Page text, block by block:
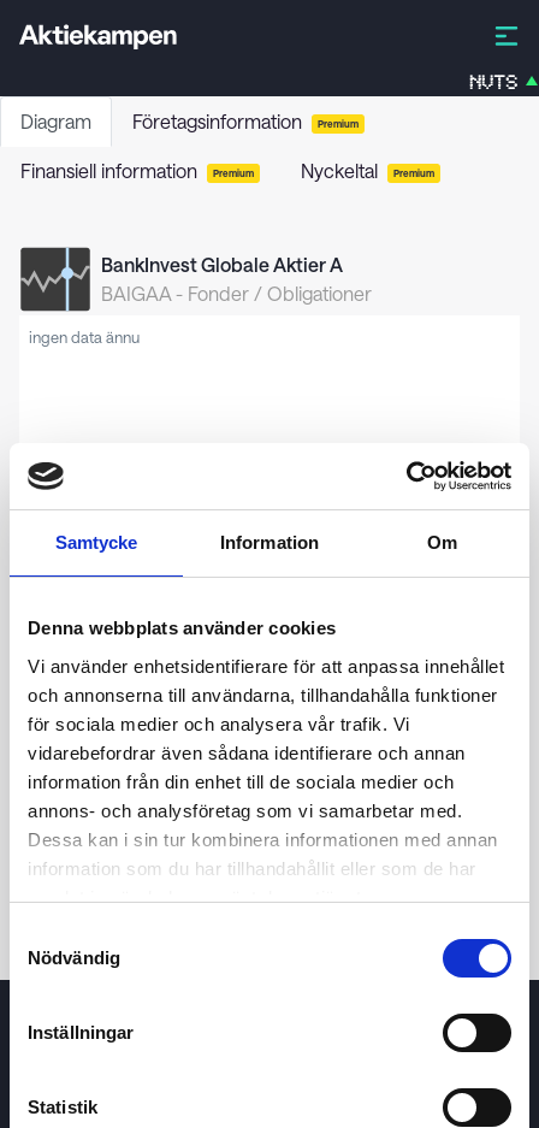
Samtycke Information Om
Denna webbplats använder cookies
Vi använder enhetsidentifierare för att anpassa innehållet
och annonserna till användarna, tillhandahålla funktioner
för sociala medier och analysera vår trafik. Vi
vidarebefordrar även sådana identifierare och annan
information från din enhet till de sociala medier och
annons- och analysföretag som vi samarbetar med.
Dessa kan i sin tur kombinera informationen med annan
information som du har tillhandahållit eller som de har
samlat in när du har använt deras tjänster.
Nödvändig
Inställningar
Statistik
NVTS
Diagram Företagsinformation Premium
Finansiell information Premium Nyckeltal Premium
BankInvest Globale Aktier A
BAIGAA - Fonder / Obligationer
ingen data ännu
24t 7d 1m 3m 1å 5å
Köp / Sälj